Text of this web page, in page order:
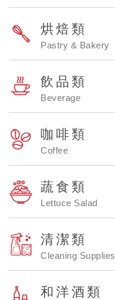
烘焙類
Pastry & Bakery
飲品類
Beverage
咖啡類
Coffee
蔬食類
Lettuce Salad
清潔類
Cleaning Supplies
和洋酒類